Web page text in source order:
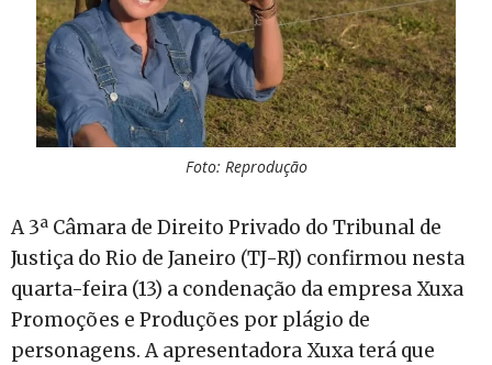
Foto: Reprodução
A 3ª Câmara de Direito Privado do Tribunal de
Justiça do Rio de Janeiro (TJ-RJ) confirmou nesta
quarta-feira (13) a condenação da empresa Xuxa
Promoções e Produções por plágio de
personagens. A apresentadora Xuxa terá que